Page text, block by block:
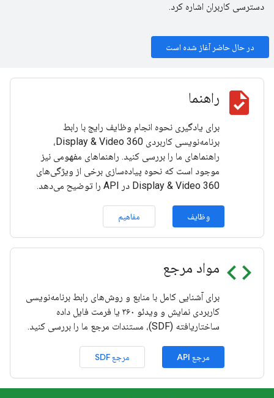
دسترسی کاربران اشاره کرد.
در حال حاضر آغاز شده است
task راهنما
برای یادگیری نحوه انجام وظایف رایج با رابط
برنامه‌نویسی کاربردی Display & Video 360،
راهنماهای ما را بررسی کنید. راهنماهای مفهومی نیز
موجود است که نحوه پیاده‌سازی برخی از ویژگی‌های
Display & Video 360 در API را توضیح می‌دهد.
وظایف مفاهیم
code مواد مرجع
برای آشنایی کامل با منابع و روش‌های رابط برنامه‌نویسی
کاربردی نمایش و ویدئو ۳۶۰ یا فرمت فایل داده
ساختاریافته (SDF)، مستندات مرجع ما را بررسی کنید.
مرجع API مرجع SDF